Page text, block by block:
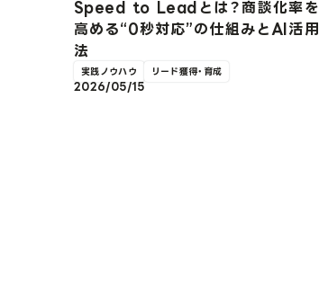
Speed to Leadとは？商談化率を
高める“0秒対応”の仕組みとAI活用
法
実践ノウハウ リード獲得・育成
2026/05/15